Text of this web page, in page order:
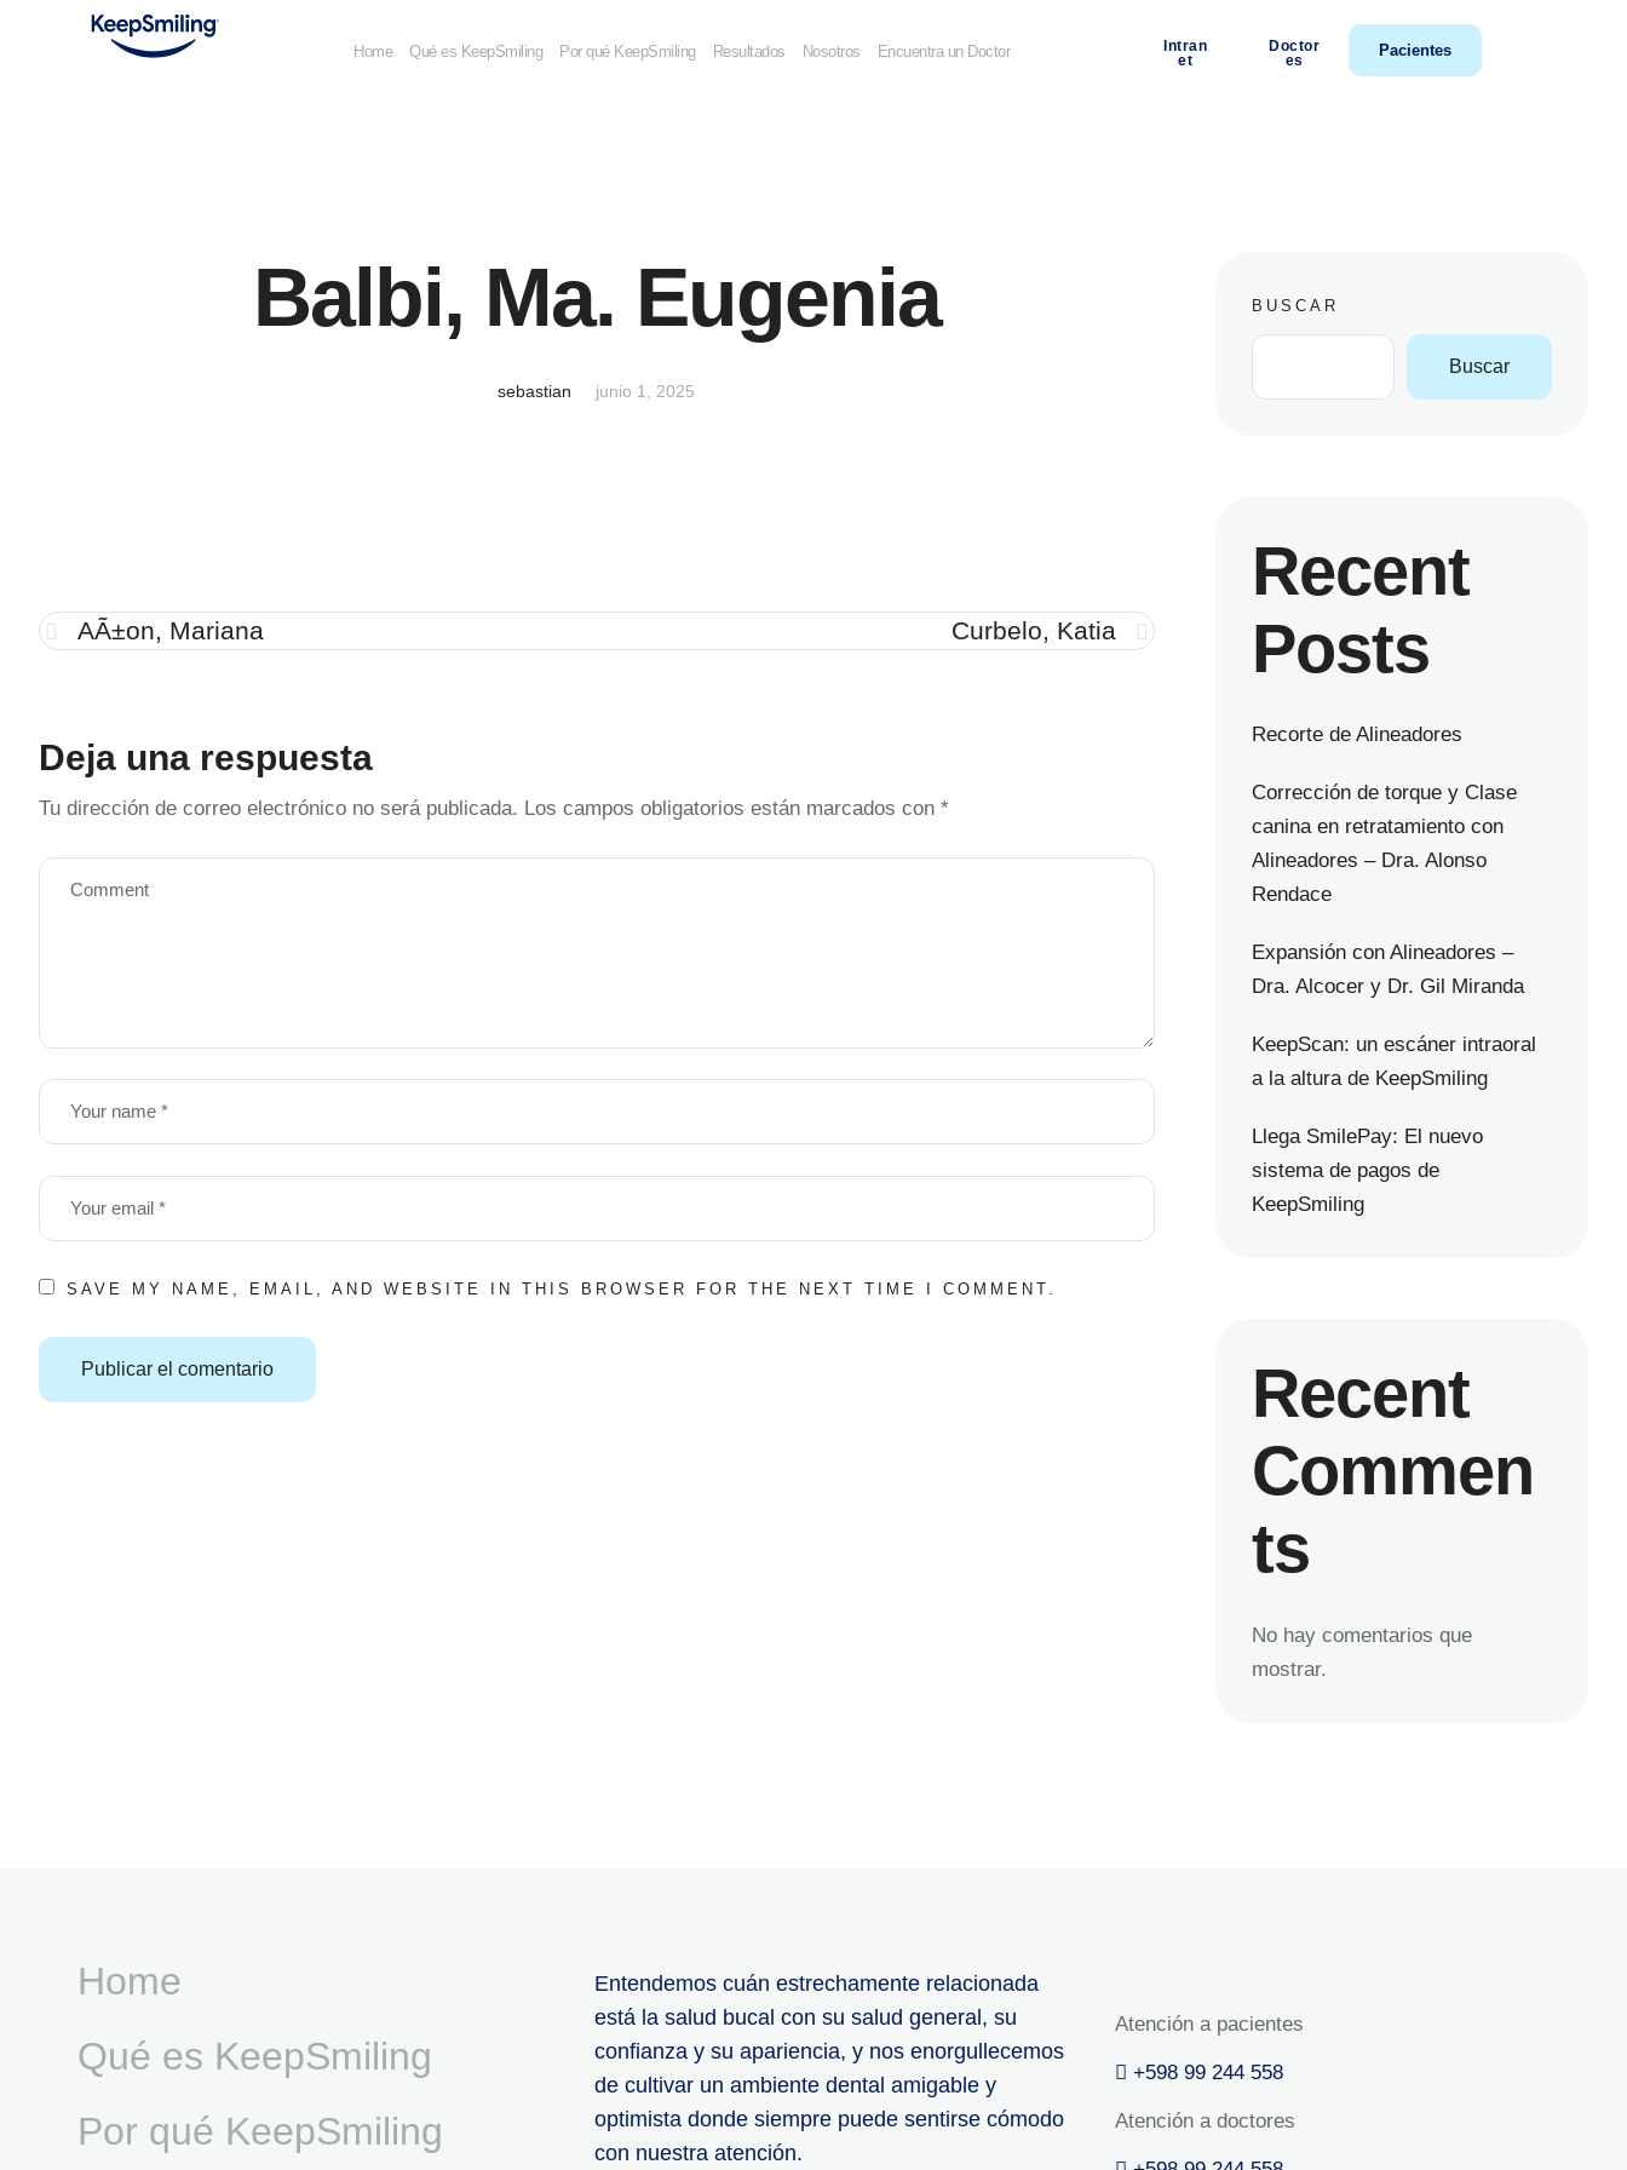
Home Qué es KeepSmiling Por qué KeepSmiling Resultados Nosotros Encuentra un Doctor
Intran
et
Doctor
es
Pacientes
Balbi, Ma. Eugenia
sebastian junio 1, 2025
AÃ±on, Mariana Curbelo, Katia
Deja una respuesta
Tu dirección de correo electrónico no será publicada. Los campos obligatorios están marcados con *
SAVE MY NAME, EMAIL, AND WEBSITE IN THIS BROWSER FOR THE NEXT TIME I COMMENT.
BUSCAR
Buscar
Recent
Posts
Recorte de Alineadores
Corrección de torque y Clase
canina en retratamiento con
Alineadores – Dra. Alonso
Rendace
Expansión con Alineadores –
Dra. Alcocer y Dr. Gil Miranda
KeepScan: un escáner intraoral
a la altura de KeepSmiling
Llega SmilePay: El nuevo
sistema de pagos de
KeepSmiling
Recent
Commen
ts
No hay comentarios que
mostrar.
Home
Qué es KeepSmiling
Por qué KeepSmiling
Entendemos cuán estrechamente relacionada
está la salud bucal con su salud general, su
confianza y su apariencia, y nos enorgullecemos
de cultivar un ambiente dental amigable y
optimista donde siempre puede sentirse cómodo
con nuestra atención.
Atención a pacientes
+598 99 244 558
Atención a doctores